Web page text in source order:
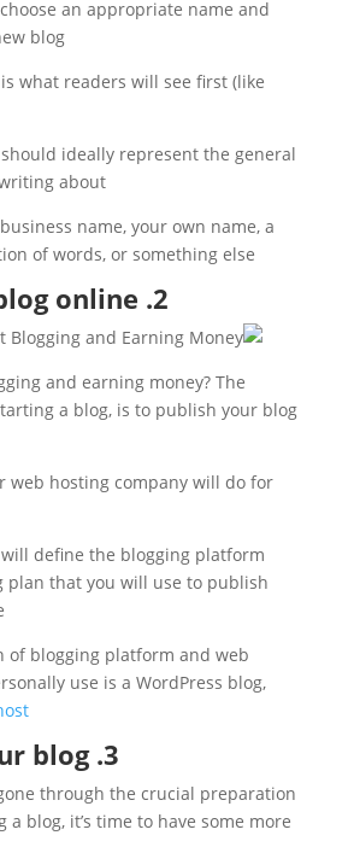
an appropriate name and
blog.
what readers will see first (like
ideally represent the general
about.
name, your own name, a
of words, or something else.
2. Get your blog online
and earning money? The
a blog, is to publish your blog
web hosting company will do for
define the blogging platform
plan that you will use to publish
of blogging platform and web
use is a WordPress blog,
3. Design your blog
through the crucial preparation
a blog, it’s time to have some more